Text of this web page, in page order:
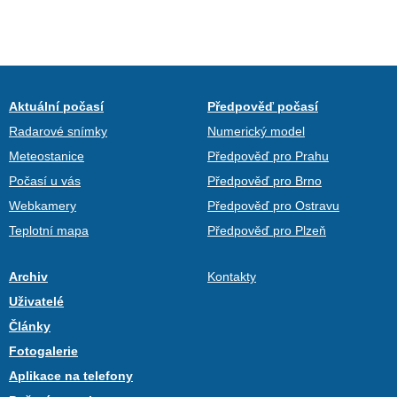
Aktuální počasí
Radarové snímky
Meteostanice
Počasí u vás
Webkamery
Teplotní mapa
Předpověď počasí
Numerický model
Předpověď pro Prahu
Předpověď pro Brno
Předpověď pro Ostravu
Předpověď pro Plzeň
Archiv
Uživatelé
Články
Fotogalerie
Aplikace na telefony
Kontakty